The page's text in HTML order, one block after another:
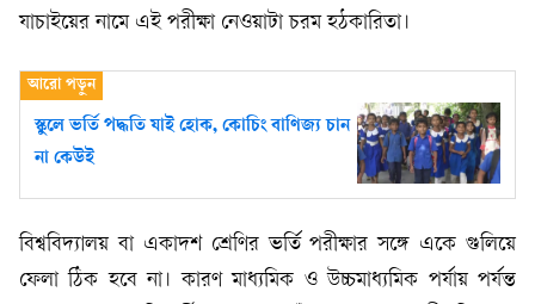
যাচাইয়ের নামে এই পরীক্ষা নেওয়াটা চরম হঠকারিতা।
স্কুলে ভর্তি পদ্ধতি যাই হোক, কোচিং বাণিজ্য চান
না কেউই
বিশ্ববিদ্যালয় বা একাদশ শ্রেণির ভর্তি পরীক্ষার সঙ্গে একে গুলিয়ে
ফেলা ঠিক হবে না। কারণ মাধ্যমিক ও উচ্চমাধ্যমিক পর্যায় পর্যন্ত